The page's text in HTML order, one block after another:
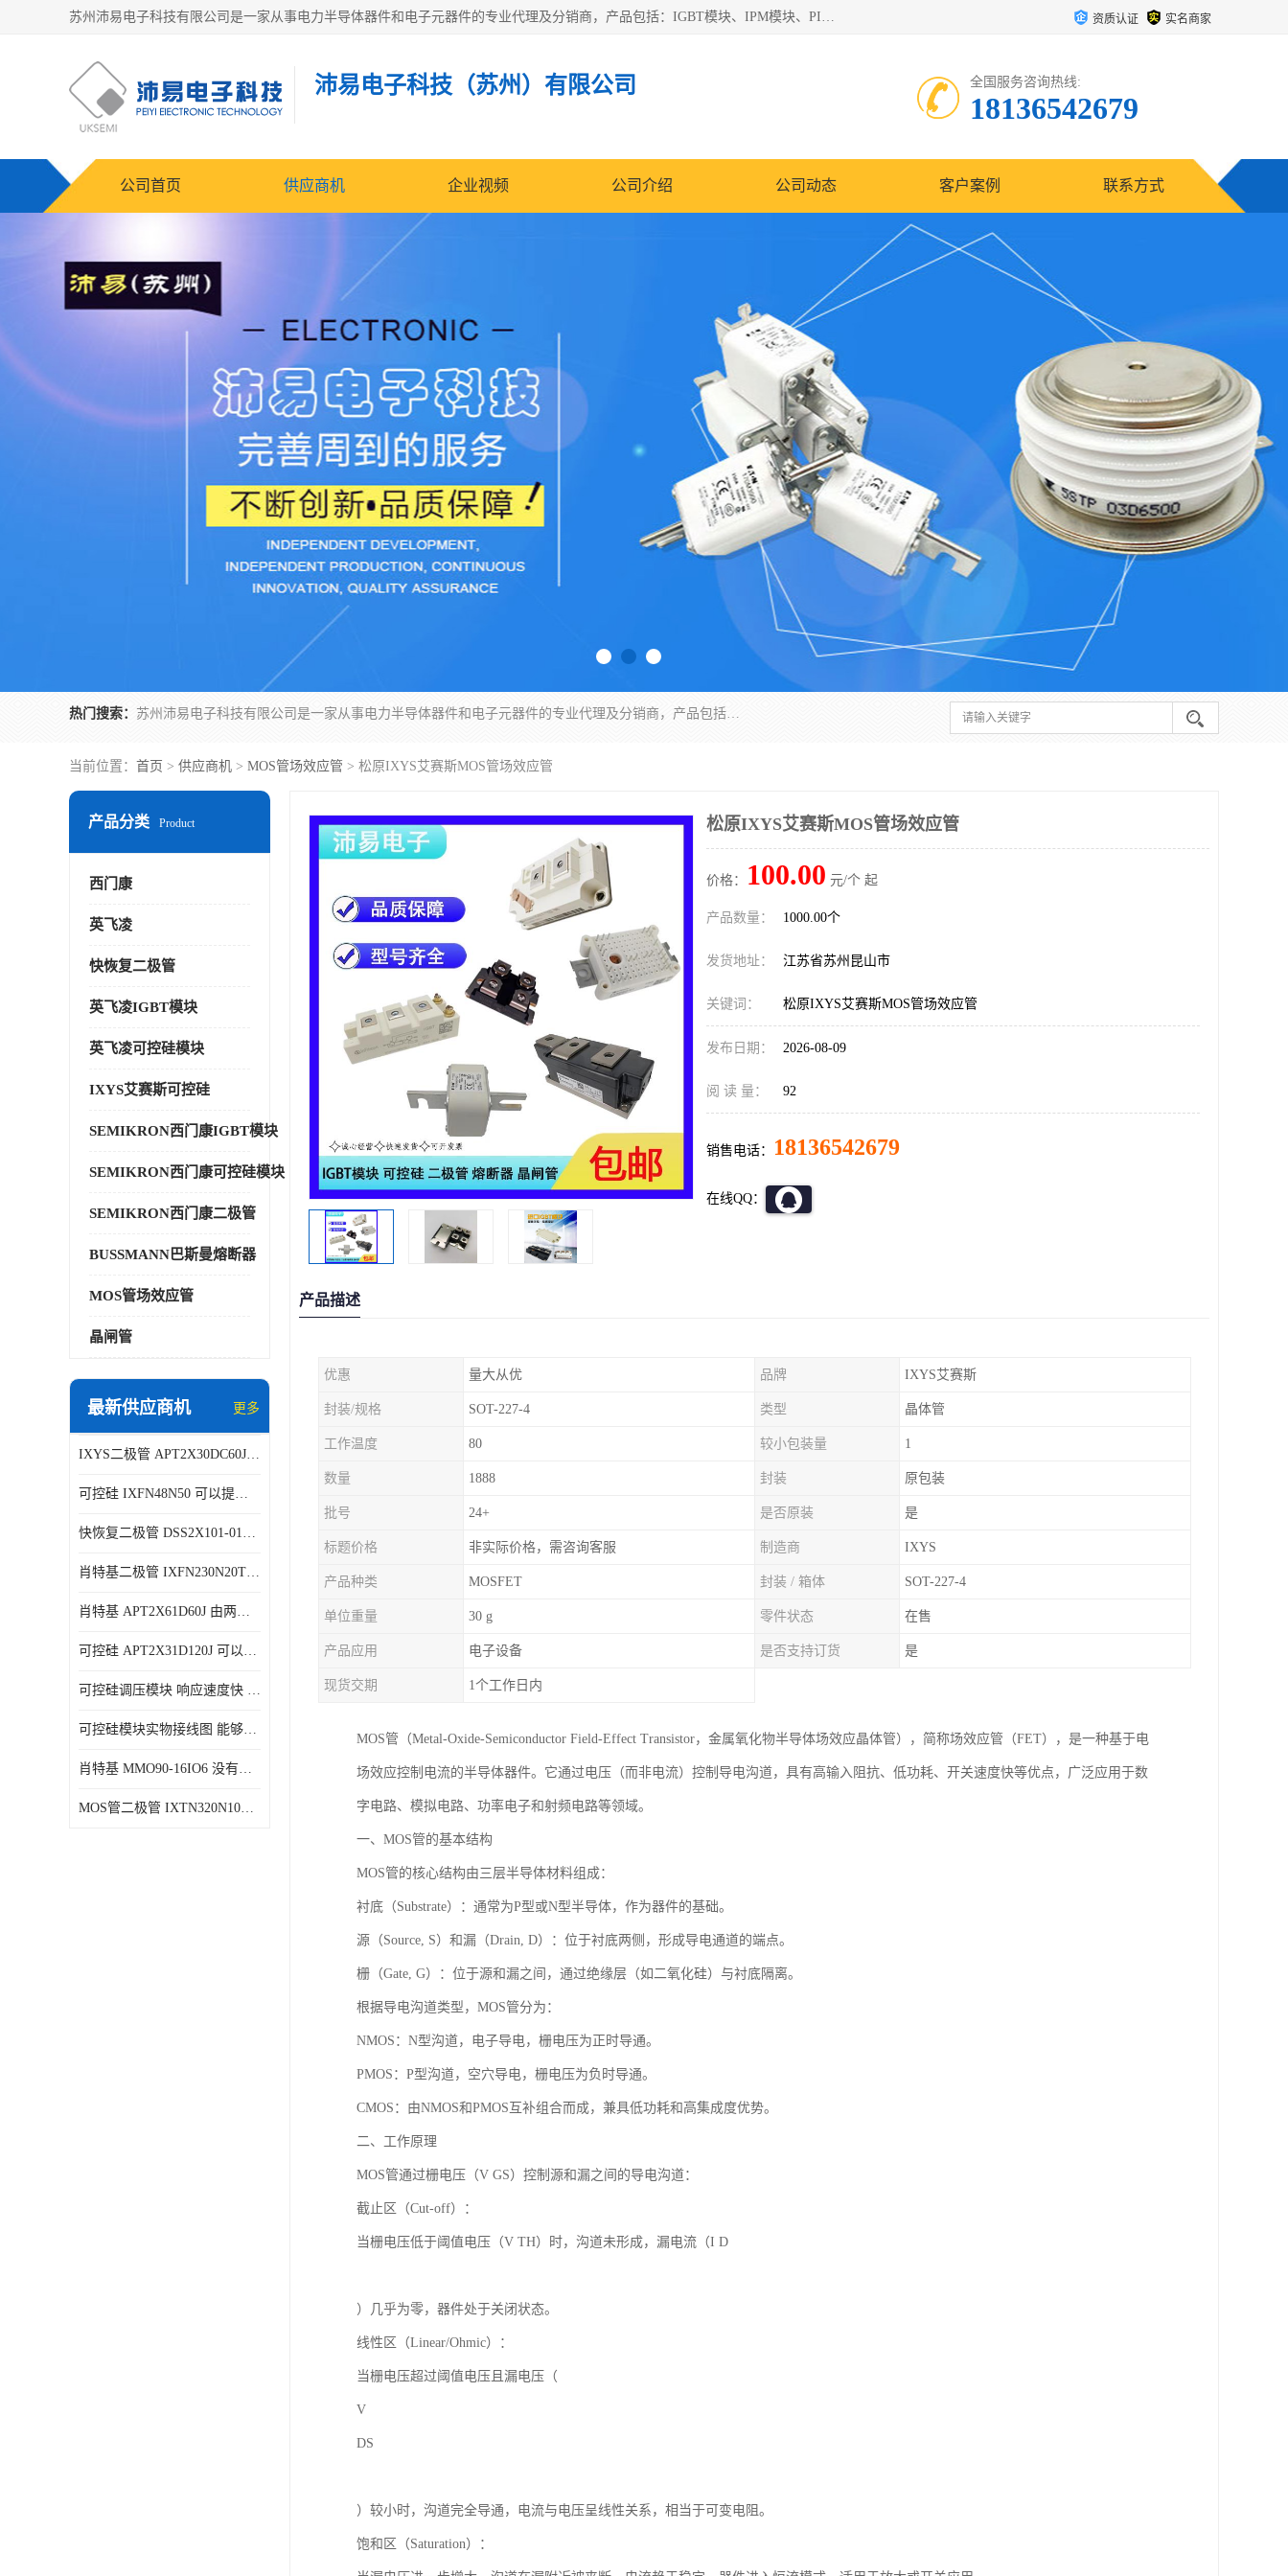
苏州沛易电子科技有限公司是一家从事电力半导体器件和电子元器件的专业代理及分销商，产品包括：IGBT模块、IPM模块、PIM模块、二极管、三极管、可控硅、整流桥、IGBT单管、IGBT电路驱动板、GTR达林顿模块、快恢复二极管、肖特基二极管、熔断器、IC集成电路、快速熔断器等。 资质认证 实名商家
沛易电子科技（苏州）有限公司 全国服务咨询热线:
18136542679
公司首页 供应商机 企业视频 公司介绍 公司动态 客户案例 联系方式
热门搜索： 苏州沛易电子科技有限公司是一家从事电力半导体器件和电子元器件的专业代理及分销商，产品包括：IGBT模块、IPM模块、PIM模块、二极管、三极管、可控硅、整流桥、IGBT单管、IGBT电路驱动板、GTR达林顿模块、快恢复二极管、肖特基二极管、熔断器、IC集成电路、快速熔断器等。
当前位置： 首页 > 供应商机 > MOS管场效应管 > 松原IXYS艾赛斯MOS管场效应管
产品分类 Product
西门康
英飞凌
快恢复二极管
英飞凌IGBT模块
英飞凌可控硅模块
IXYS艾赛斯可控硅
SEMIKRON西门康IGBT模块
SEMIKRON西门康可控硅模块
SEMIKRON西门康二极管
BUSSMANN巴斯曼熔断器
MOS管场效应管
晶闸管
最新供应商机 更多
IXYS二极管 APT2X30DC60J 结构简单
可控硅 IXFN48N50 可以提供稳定的电压输出
快恢复二极管 DSS2X101-015A 具有较高的可靠性
肖特基二极管 IXFN230N20T 可以提供稳定的电压输出
肖特基 APT2X61D60J 由两个半导体材料组成
可控硅 APT2X31D120J 可以提供稳定的电压输出
可控硅调压模块 响应速度快 可控性强
可控硅模块实物接线图 能够减少能量损耗 响应速度快
肖特基 MMO90-16IO6 没有机械移动部件
MOS管二极管 IXTN320N10T 由两个半导体材料组成
松原IXYS艾赛斯MOS管场效应管
价格： 100.00 元/个 起
产品数量： 1000.00个
发货地址： 江苏省苏州昆山市
关键词： 松原IXYS艾赛斯MOS管场效应管
发布日期： 2026-08-09
阅 读 量： 92
销售电话： 18136542679
在线QQ：
产品描述
优惠 量大从优 品牌 IXYS艾赛斯
封装/规格 SOT-227-4 类型 晶体管
工作温度 80 较小包装量 1
数量 1888 封装 原包装
批号 24+ 是否原装 是
标题价格 非实际价格，需咨询客服 制造商 IXYS
产品种类 MOSFET 封装 / 箱体 SOT-227-4
单位重量 30 g 零件状态 在售
产品应用 电子设备 是否支持订货 是
现货交期 1个工作日内
MOS管（Metal-Oxide-Semiconductor Field-Effect Transistor，金属氧化物半导体场效应晶体管），简称场效应管（FET），是一种基于电
场效应控制电流的半导体器件。它通过电压（而非电流）控制导电沟道，具有高输入阻抗、低功耗、开关速度快等优点，广泛应用于数
字电路、模拟电路、功率电子和射频电路等领域。
一、MOS管的基本结构
MOS管的核心结构由三层半导体材料组成：
衬底（Substrate）：通常为P型或N型半导体，作为器件的基础。
源（Source, S）和漏（Drain, D）：位于衬底两侧，形成导电通道的端点。
栅（Gate, G）：位于源和漏之间，通过绝缘层（如二氧化硅）与衬底隔离。
根据导电沟道类型，MOS管分为：
NMOS：N型沟道，电子导电，栅电压为正时导通。
PMOS：P型沟道，空穴导电，栅电压为负时导通。
CMOS：由NMOS和PMOS互补组合而成，兼具低功耗和高集成度优势。
二、工作原理
MOS管通过栅电压（V GS）控制源和漏之间的导电沟道：
截止区（Cut-off）：
当栅电压低于阈值电压（V TH）时，沟道未形成，漏电流（I D
）几乎为零，器件处于关闭状态。
线性区（Linear/Ohmic）：
当栅电压超过阈值电压且漏电压（
V
DS
）较小时，沟道完全导通，电流与电压呈线性关系，相当于可变电阻。
饱和区（Saturation）：